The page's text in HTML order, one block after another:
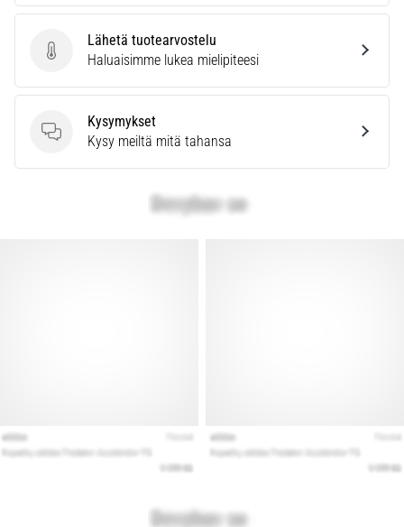
Lähetä tuotearvostelu
Lähetä tuotearvostelu
Haluaisimme lukea mielipiteesi
Kysymykset
Kysymykset
Kysy meiltä mitä tahansa